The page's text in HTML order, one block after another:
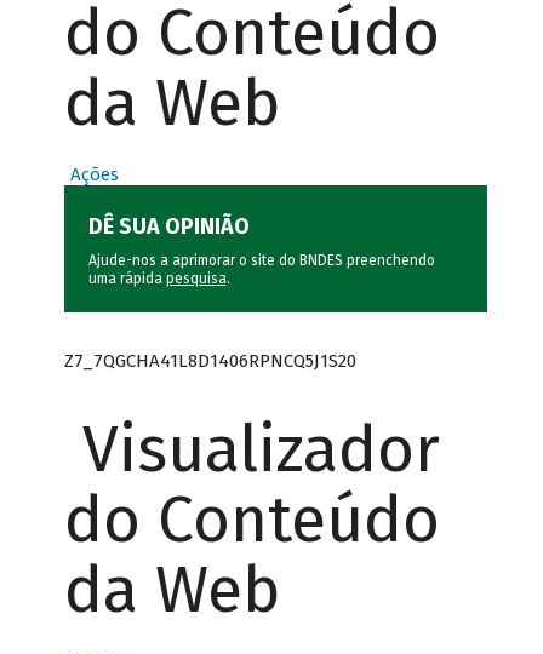
do Conteúdo
da Web
Ações
DÊ SUA OPINIÃO
Ajude-nos a aprimorar o site do BNDES preenchendo
uma rápida pesquisa.
Z7_7QGCHA41L8D1406RPNCQ5J1S20
Visualizador
do Conteúdo
da Web